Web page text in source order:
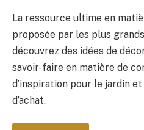
La ressource ultime en
proposée par les plus
découvrez des idées de
savoir-faire en matière de
d’inspiration pour le jardin
d’achat.